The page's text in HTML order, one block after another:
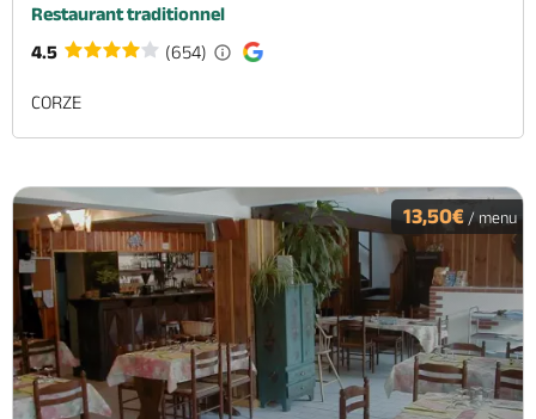
Restaurant traditionnel
4.5
(654)
CORZE
13,50€ / menu